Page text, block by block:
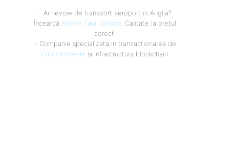
- Ai nevoie de transport aeroport in Anglia?
Încearcă Airport Taxi London. Calitate la prețul
corect.
- Companie specializata in tranzactionarea de
Criptomonede si infrastructura blockchain.